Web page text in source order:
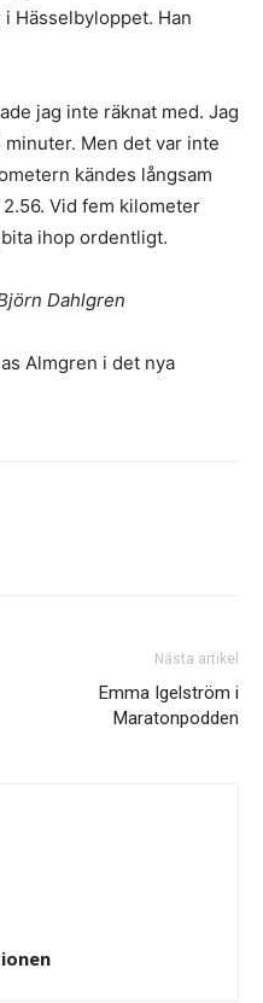
Hässelbyloppet. Han
jag inte räknat med. Jag
Men det var inte
kändes långsam
Vid fem kilometer
ihop ordentligt.
Dahlgren
Almgren i det nya
Nästa artikel
Emma Igelström i
Maratonpodden